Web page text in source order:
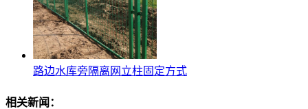
路边水库旁隔离网立柱固定方式
相关新闻：